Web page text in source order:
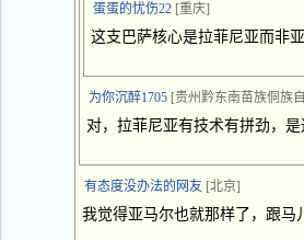
蛋蛋的忧伤22 [重庆]
这支巴萨核心是拉菲尼亚而非
为你沉醉1705 [贵州黔东南苗族侗族
对，拉菲尼亚有技术有拼劲，
有态度没办法的网友 [北京]
我觉得亚马尔也就那样了，跟马